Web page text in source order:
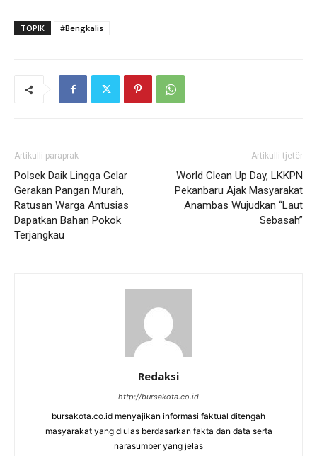
TOPIK #Bengkalis
Artikulli paraprak
Polsek Daik Lingga Gelar
Gerakan Pangan Murah,
Ratusan Warga Antusias
Dapatkan Bahan Pokok
Terjangkau
Artikulli tjetër
World Clean Up Day, LKKPN
Pekanbaru Ajak Masyarakat
Anambas Wujudkan “Laut
Sebasah”
Redaksi
http://bursakota.co.id
bursakota.co.id menyajikan informasi faktual ditengah
masyarakat yang diulas berdasarkan fakta dan data serta
narasumber yang jelas